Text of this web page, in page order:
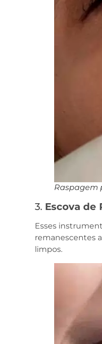
Raspagem
3. Escova de
Esses
remanescentes
limpos.